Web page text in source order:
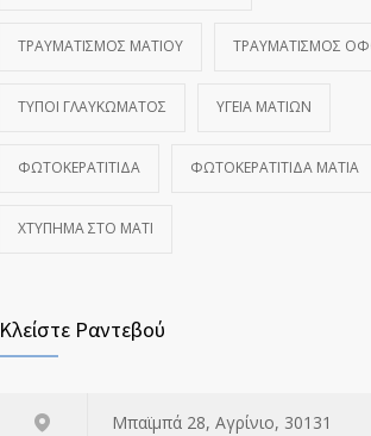
ΤΡΑΥΜΑΤΙΣΜΌΣ ΜΑΤΙΟΎ ΤΡΑΥΜΑΤΙΣΜΌΣ
ΤΎΠΟΙ ΓΛΑΥΚΏΜΑΤΟΣ ΥΓΕΊΑ ΜΑΤΙΏΝ
ΦΩΤΟΚΕΡΑΤΊΤΙΔΑ ΦΩΤΟΚΕΡΑΤΊΤΙΔΑ ΜΆΤΙΑ
ΧΤΎΠΗΜΑ ΣΤΟ ΜΆΤΙ
Κλείστε Ραντεβού
Μπαϊμπά 28, Αγρίνιο, 30131